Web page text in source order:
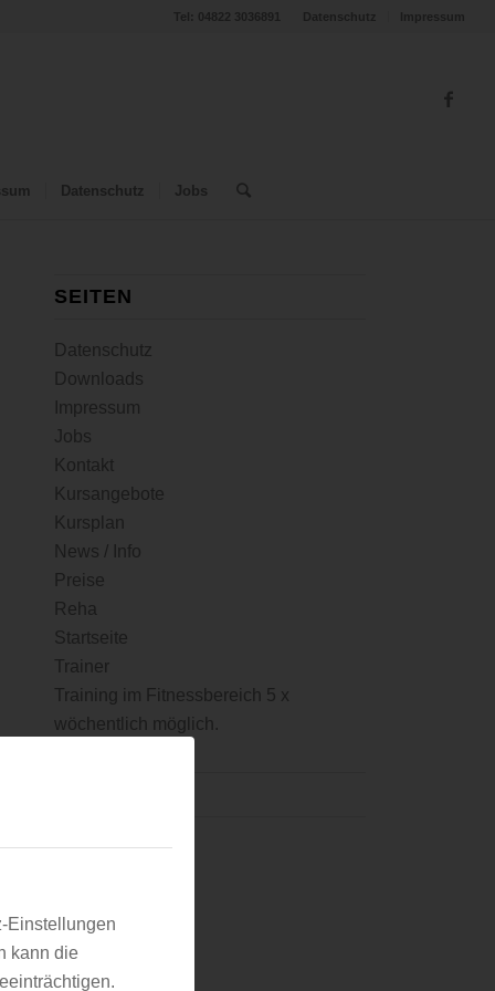
Einstellungen
kann die
Datenschutz Impressum
Tel: 04822 3036891
Datenschutz Jobs
SEITEN
Datenschutz
Downloads
Impressum
Jobs
Kontakt
Kursangebote
Kursplan
News / Info
Preise
Reha
Startseite
Trainer
Training im Fitnessbereich 5 x
wöchentlich möglich.
Fitness-Boxen
NEWS
Stellenangebot